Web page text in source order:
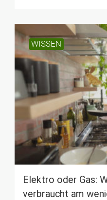
WISSEN
Elektro oder Gas:
verbraucht am